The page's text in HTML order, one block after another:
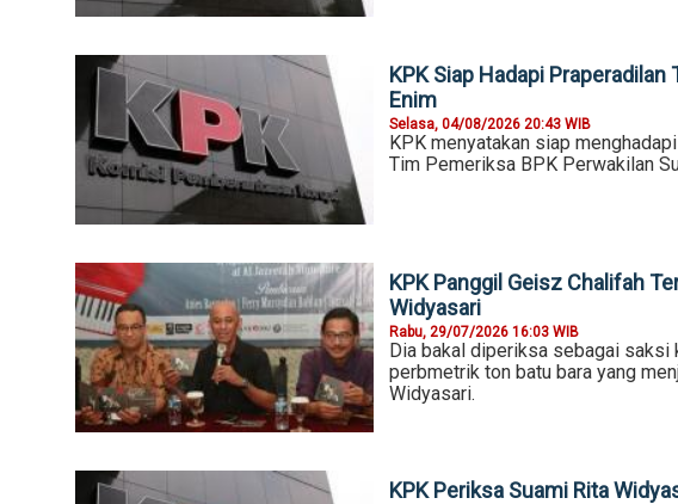
KPK Siap Hadapi
Enim
Selasa, 04/08/2026 20:43 WIB
KPK menyatakan siap
Tim Pemeriksa BPK Perwakilan
KPK Panggil Geisz Chalifah
Widyasari
Rabu, 29/07/2026 16:03 WIB
Dia bakal diperiksa sebagai
perbmetrik ton batu bara yang
Widyasari.
KPK Periksa Suami Rita